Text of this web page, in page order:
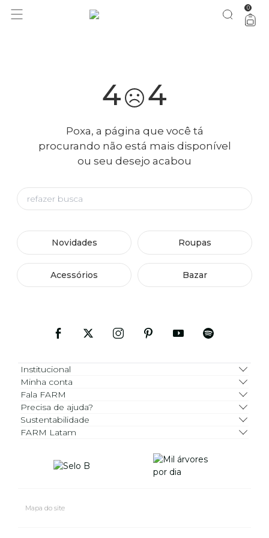
você merece 30% OFF pra comemorar com a gente aproveita! 0
4 4
Poxa, a página que você tá
procurando não está mais disponível
ou seu desejo acabou
Novidades Roupas
Acessórios Bazar
Institucional
Minha conta
Fala FARM
Precisa de ajuda?
Sustentabilidade
FARM Latam
Mapa do site